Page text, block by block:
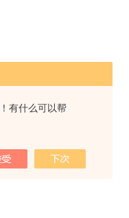
有什么可以帮